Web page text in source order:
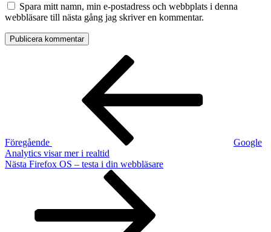
Spara mitt namn, min e-postadress och webbplats i denna
webbläsare till nästa gång jag skriver en kommentar.
Inläggsnavigering
Föregående
Google
Analytics visar mer i realtid
Nästa
Nästa Firefox OS – testa i din webbläsare